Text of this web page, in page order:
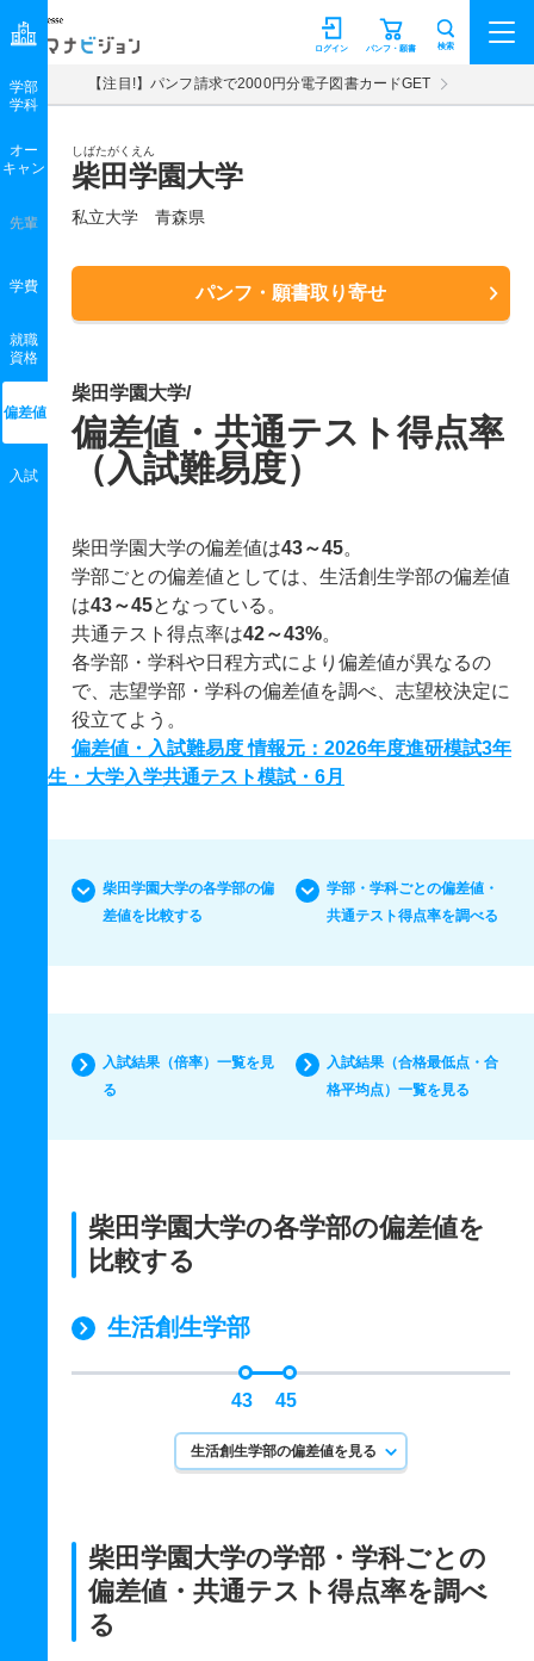
マナビジョン パンフ・願書
ログイン 検索
【注目!】パンフ請求で2000円分電子図書カードGET
しばたがくえん
柴田学園大学
私立大学 青森県
パンフ・願書取り寄せ
学部
学科
オー
キャン
先輩
学費
就職
資格
偏差値
入試
柴田学園大学/
偏差値・共通テスト得点率
（入試難易度）
柴田学園大学の偏差値は43～45。
学部ごとの偏差値としては、生活創生学部の偏差値
は43～45となっている。
共通テスト得点率は42～43%。
各学部・学科や日程方式により偏差値が異なるの
で、志望学部・学科の偏差値を調べ、志望校決定に
役立てよう。
偏差値・入試難易度 情報元：2026年度進研模試3年
生・大学入学共通テスト模試・6月
柴田学園大学の各学部の偏
差値を比較する
学部・学科ごとの偏差値・
共通テスト得点率を調べる
入試結果（倍率）一覧を見
る
入試結果（合格最低点・合
格平均点）一覧を見る
柴田学園大学の各学部の偏差値を
比較する
生活創生学部
43 45
生活創生学部の偏差値を見る
柴田学園大学の学部・学科ごとの
偏差値・共通テスト得点率を調べ
る